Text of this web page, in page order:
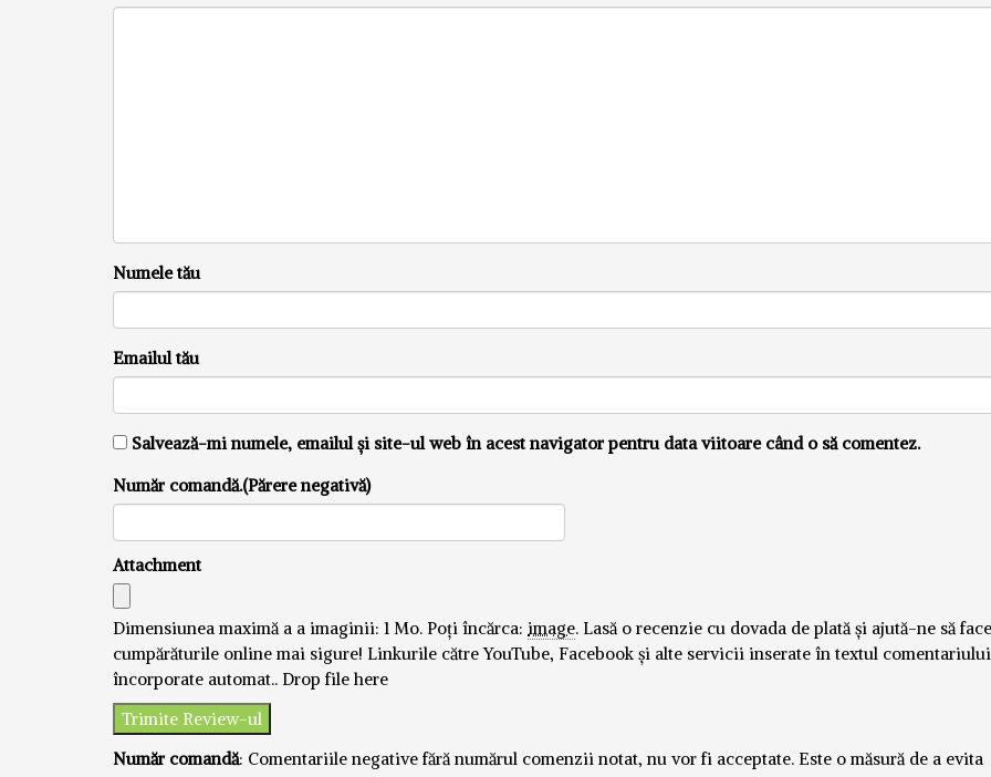
Numele tău
Emailul tău
Salvează-mi numele, emailul și site-ul web în acest navigator pentru data viitoare când o să comentez.
Număr comandă.(Părere negativă)
Attachment
Dimensiunea maximă a a imaginii: 1 Mo. Poți încărca: image. Lasă o recenzie cu dovada de plată și ajută-ne să
cumpărăturile online mai sigure! Linkurile către YouTube, Facebook și alte servicii inserate în textul
încorporate automat.. Drop file here
Număr comandă: Comentariile negative fără numărul comenzii notat, nu vor fi acceptate. Este o măsură de a evita